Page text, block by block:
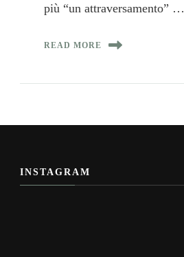
più “un attraversamento” …
READ MORE
INSTAGRAM